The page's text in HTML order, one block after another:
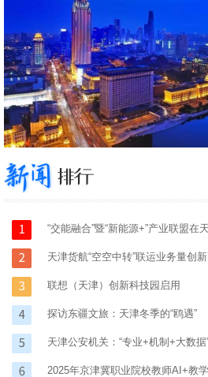
“交能融合”暨“新能源+”产业联盟在
天津货航“空空中转”联运业务量创
联想（天津）创新科技园启用
探访东疆文旅：天津冬季的“鸥遇”
天津公安机关：“专业+机制+大数
与执法水平双提升
2025年京津冀职业院校教师AI+教